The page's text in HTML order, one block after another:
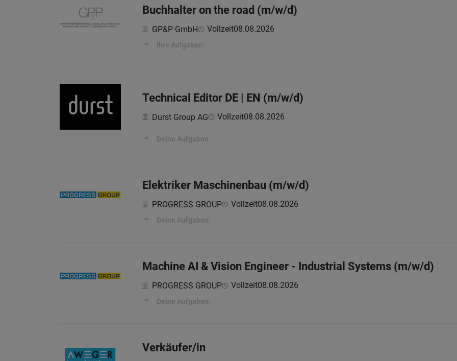
Buchhalter on the road (m/w/d)
GP&P GmbH Vollzeit08.08.2026
Ihre Aufgaben:
Technical Editor DE | EN (m/w/d)
Durst Group AG Vollzeit08.08.2026
Deine Aufgaben
Elektriker Maschinenbau (m/w/d)
PROGRESS GROUP Vollzeit08.08.2026
Deine Aufgaben:
Machine AI & Vision Engineer - Industrial Systems (m/w/d)
PROGRESS GROUP Vollzeit08.08.2026
Deine Aufgaben:
Verkäufer/in